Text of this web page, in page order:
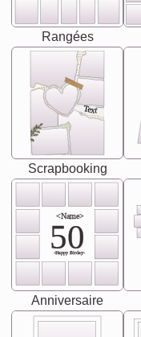
Rangées
Text
Scrapbooking
<Name>
50
-Happy Birday-
Anniversaire